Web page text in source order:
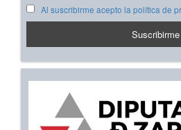
Al suscribirme acepto la política de